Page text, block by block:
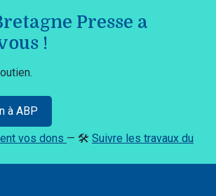
Presse a
!
à ABP
vos dons — 🛠️ Suivre les travaux du